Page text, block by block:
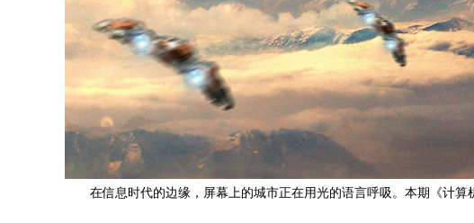
在信息时代的边缘，屏幕上的城市正在用光的语言呼吸。本期《计